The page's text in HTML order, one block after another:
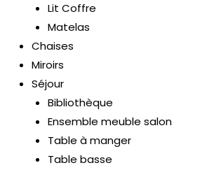
Lit Coffre
Matelas
Chaises
Miroirs
Séjour
Bibliothèque
Ensemble meuble salon
Table à manger
Table basse